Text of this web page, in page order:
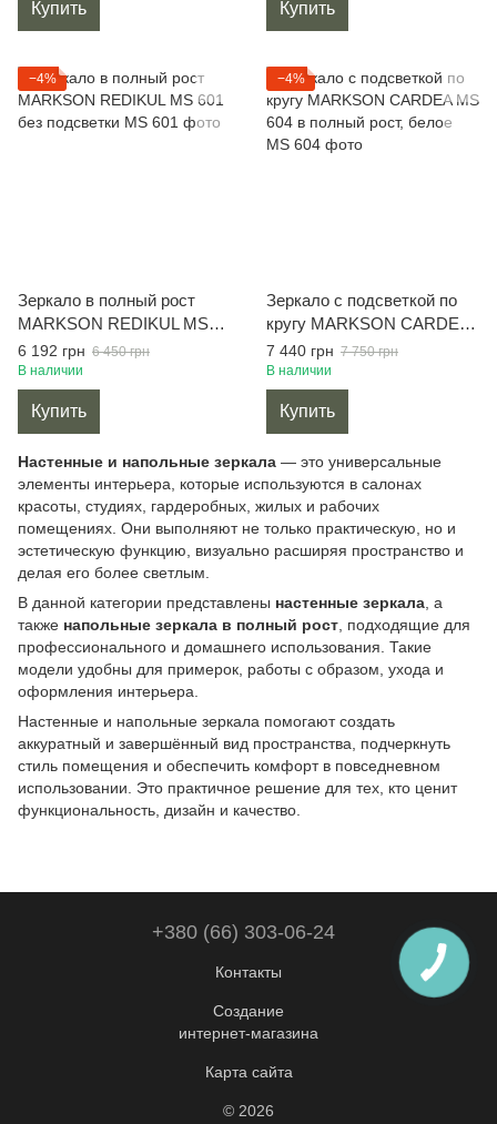
Купить Купить
−4%
Зеркало в полный рост
MARKSON REDIKUL MS
601 без подсветки
6 192 грн 6 450 грн
В наличии
Купить
−4%
Зеркало с подсветкой по
кругу MARKSON CARDEA
MS 604 в полный рост,
белое
7 440 грн 7 750 грн
В наличии
Купить
Настенные и напольные зеркала — это универсальные
элементы интерьера, которые используются в салонах
красоты, студиях, гардеробных, жилых и рабочих
помещениях. Они выполняют не только практическую, но и
эстетическую функцию, визуально расширяя пространство и
делая его более светлым.
В данной категории представлены настенные зеркала , а
также напольные зеркала в полный рост , подходящие для
профессионального и домашнего использования. Такие
модели удобны для примерок, работы с образом, ухода и
оформления интерьера.
Настенные и напольные зеркала помогают создать
аккуратный и завершённый вид пространства, подчеркнуть
стиль помещения и обеспечить комфорт в повседневном
использовании. Это практичное решение для тех, кто ценит
функциональность, дизайн и качество.
+380 (66) 303-06-24
Контакты
Создание
интернет-магазина
Карта сайта
© 2026